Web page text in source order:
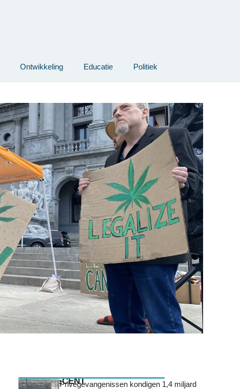
Ontwikkeling Educatie Politiek
MEEST RECENTPrivégevangenissen kondigen 1,4 miljard